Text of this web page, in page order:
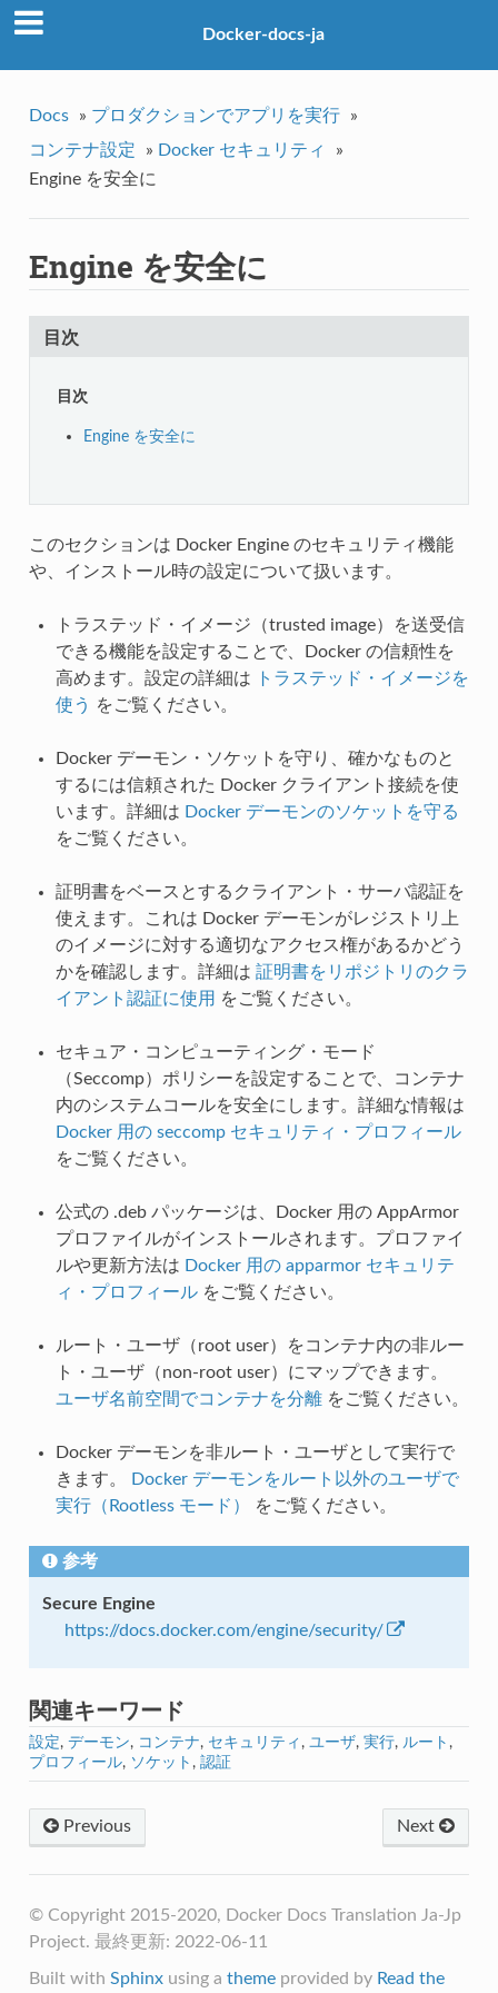
Docker-docs-ja
Docs » プロダクションでアプリを実行
»
コンテナ設定
» Docker セキュリティ
»
Engine を安全に
Engine を安全に
目次
目次
Engine を安全に
このセクションは Docker Engine のセキュリティ機能
や、インストール時の設定について扱います。
トラステッド・イメージ（trusted image）を送受信
できる機能を設定することで、Docker の信頼性を
高めます。設定の詳細は
トラステッド・イメージを
使う
をご覧ください。
Docker デーモン・ソケットを守り、確かなものと
するには信頼された Docker クライアント接続を使
います。詳細は Docker デーモンのソケットを守る
をご覧ください。
証明書をベースとするクライアント・サーバ認証を
使えます。これは Docker デーモンがレジストリ上
のイメージに対する適切なアクセス権があるかどう
かを確認します。詳細は 証明書をリポジトリのクラ
イアント認証に使用 をご覧ください。
セキュア・コンピューティング・モード
（Seccomp）ポリシーを設定することで、コンテナ
内のシステムコールを安全にします。詳細な情報は
Docker 用の seccomp セキュリティ・プロフィール
をご覧ください。
公式の .deb パッケージは、Docker 用の AppArmor
プロファイルがインストールされます。プロファイ
ルや更新方法は Docker 用の apparmor セキュリテ
ィ・プロフィールをご覧ください。
ルート・ユーザ（root user）をコンテナ内の非ルー
ト・ユーザ（non-root user）にマップできます。
ユーザ名前空間でコンテナを分離をご覧ください。
Docker デーモンを非ルート・ユーザとして実行で
きます。
Docker デーモンをルート以外のユーザで
実行（Rootless モード）
をご覧ください。
参考
Secure Engine
https://docs.docker.com/engine/security/
関連キーワード
設定, デーモン, コンテナ, セキュリティ , ユーザ, 実行, ルート ,
プロフィール, ソケット , 認証
Next
Previous
© Copyright 2015-2020, Docker Docs Translation Ja-Jp
Project. 最終更新: 2022-06-11
Built with Sphinxusing a themeprovided by Read the